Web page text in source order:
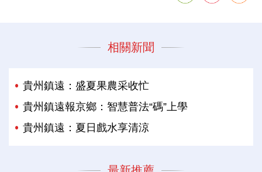
相關新聞
貴州鎮遠：盛夏果農采收忙
貴州鎮遠報京鄉：智慧普法“碼”上學
貴州鎮遠：夏日戲水享清涼